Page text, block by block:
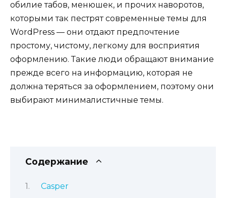
обилие табов, менюшек, и прочих наворотов,
которыми так пестрят современные темы для
WordPress — они отдают предпочтение
простому, чистому, легкому для восприятия
оформлению. Такие люди обращают внимание
прежде всего на информацию, которая не
должна теряться за оформлением, поэтому они
выбирают минималистичные темы.
Содержание
Casper